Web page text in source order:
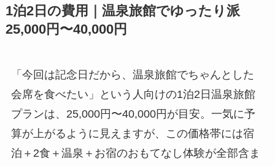
1泊2日の費用｜温泉旅館でゆったり派
25,000円〜40,000円
「今回は記念日だから、温泉旅館でちゃんとした
会席を食べたい」という人向けの1泊2日温泉旅館
プランは、25,000円〜40,000円が目安。一気に予
算が上がるように見えますが、この価格帯には宿
泊＋2食＋温泉＋お宿のおもてなし体験が全部含ま